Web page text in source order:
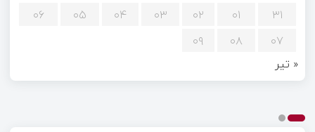
۳۱
۰۱ ۰۲ ۰۳ ۰۴ ۰۵
۰۶
۰۷
۰۸
۰۹
« تیر